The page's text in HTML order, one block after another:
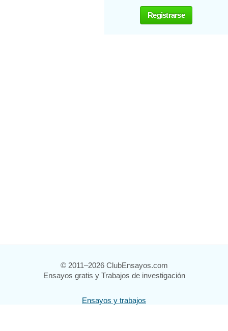
Registrarse
© 2011–2026 ClubEnsayos.com
Ensayos gratis y Trabajos de investigación
Ensayos y trabajos